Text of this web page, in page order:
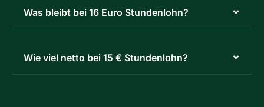
Was bleibt bei 16 Euro Stundenlohn?
Wie viel netto bei 15 € Stundenlohn?